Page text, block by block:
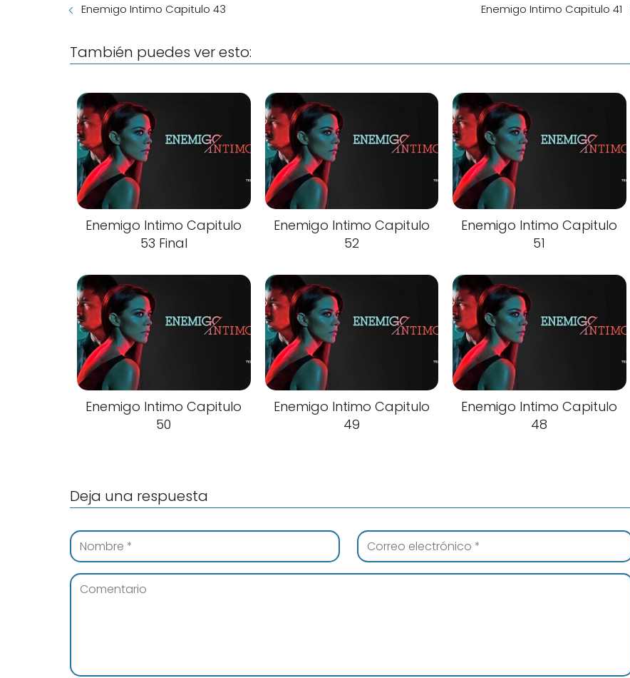
Enemigo Intimo Capitulo 43 Enemigo Intimo Capitulo 41
También puedes ver esto:
Enemigo Intimo Capitulo
53 Final
Enemigo Intimo Capitulo
52
Enemigo Intimo Capitulo
51
Enemigo Intimo Capitulo
50
Enemigo Intimo Capitulo
49
Enemigo Intimo Capitulo
48
Deja una respuesta